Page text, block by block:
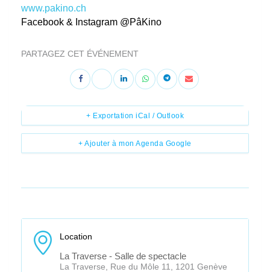
www.pakino.ch
Facebook & Instagram @PâKino
PARTAGEZ CET ÉVÉNEMENT
+ Ajouter à mon Agenda Google
+ Exportation iCal / Outlook
Location
La Traverse - Salle de spectacle
La Traverse, Rue du Môle 11, 1201 Genève